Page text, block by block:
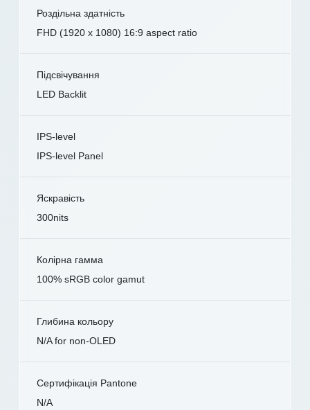
Роздільна здатність
FHD (1920 x 1080) 16:9 aspect ratio
Підсвічування
LED Backlit
IPS-level
IPS-level Panel
Яскравість
300nits
Колірна гамма
100% sRGB color gamut
Глибина кольору
N/A for non-OLED
Сертифікація Pantone
N/A